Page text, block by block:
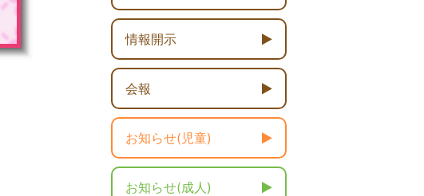
情報開示
会報
お知らせ(児童)
お知らせ(成人)